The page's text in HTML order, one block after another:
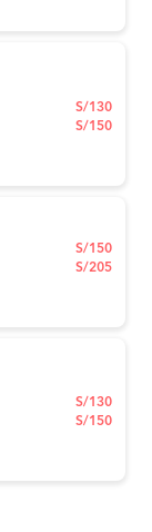
S/130
S/150
S/150
S/205
S/130
S/150